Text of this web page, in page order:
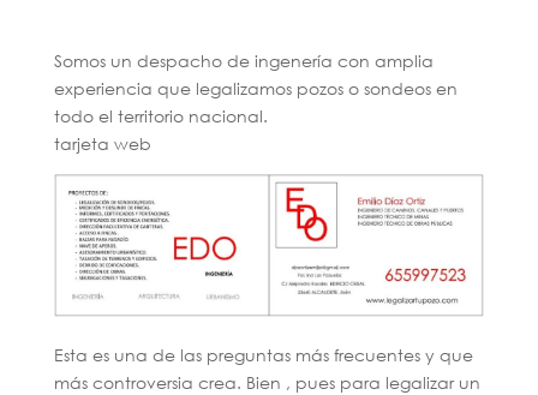
Somos un despacho de ingenería con amplia
experiencia que legalizamos pozos o sondeos en
todo el territorio nacional.
tarjeta web
Esta es una de las preguntas más frecuentes y que
más controversia crea. Bien , pues para legalizar un